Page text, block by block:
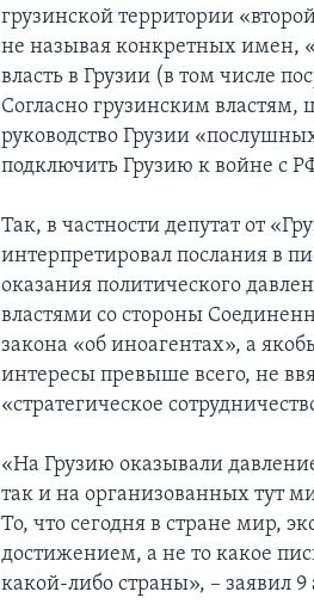
грузинской территории
не называя конкретных имен,
власть в Грузии (в том числе
Согласно грузинским властям,
руководство Грузии
подключить Грузию к войне с
Так, в частности депутат от
интерпретировал послания в
оказания политического
властями со стороны
закона «об иноагентах», а
интересы превыше всего, не
«стратегическое
«На Грузию оказывали
так и на организованных тут
То, что сегодня в стране мир,
достижением, а не то какое
какой-либо страны», – заявил